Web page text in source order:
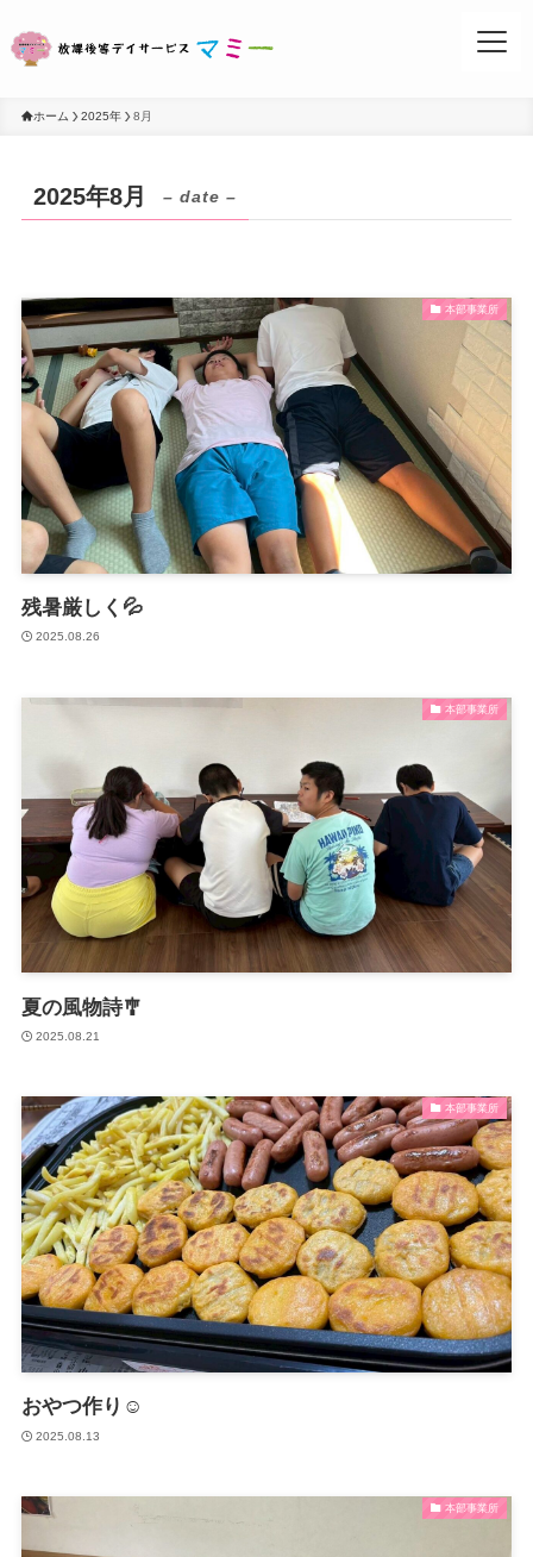
ホーム 2025年 8月
2025年8月 – date –
本部事業所
残暑厳しく💦
2025.08.26
本部事業所
夏の風物詩🎐
2025.08.21
本部事業所
おやつ作り☺
2025.08.13
本部事業所
事業所案内
活動ブログ
マミーについて
放課後等デイサービスとは？
マミーでの1日
月間予定表・カリキュラム
パンフレット
サービス利用申請
ガイドライン（厚生労働省）
重要事項説明書
運営規定
自己評価結果
沼津障害者自立支援協議会